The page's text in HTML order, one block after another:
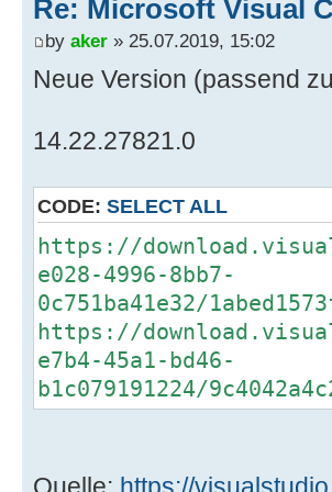
Re: Microsoft Visual
by aker » 25.07.2019, 15:02
Neue Version (passend
14.22.27821.0
CODE: SELECT ALL
https://
e028-4996-8bb7-
0c751ba41e32/
https://
e7b4-45a1-bd46-
b1c079191224/